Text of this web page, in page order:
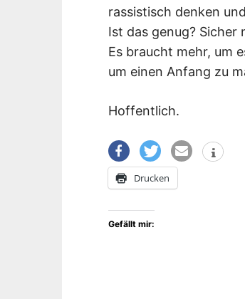
rassistisch denken
Ist das genug? Sicher
Es braucht mehr, um
um einen Anfang zu
Hoffentlich.
Drucken
Gefällt mir: